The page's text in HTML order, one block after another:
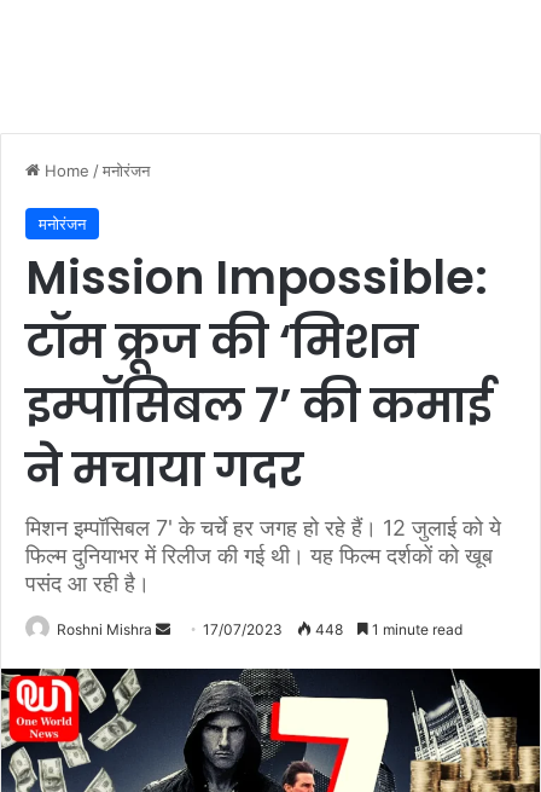
Home /मनोरंजन
मनोरंजन
Mission Impossible:
टॉम क्रूज की ‘मिशन
इम्पॉसिबल 7’ की कमाई
ने मचाया गदर
मिशन इम्पॉसिबल 7' के चर्चे हर जगह हो रहे हैं। 12 जुलाई को ये
फिल्म दुनियाभर में रिलीज की गई थी। यह फिल्म दर्शकों को खूब
पसंद आ रही है।
Roshni Mishra
n
17/07/2023 448 1 minute read